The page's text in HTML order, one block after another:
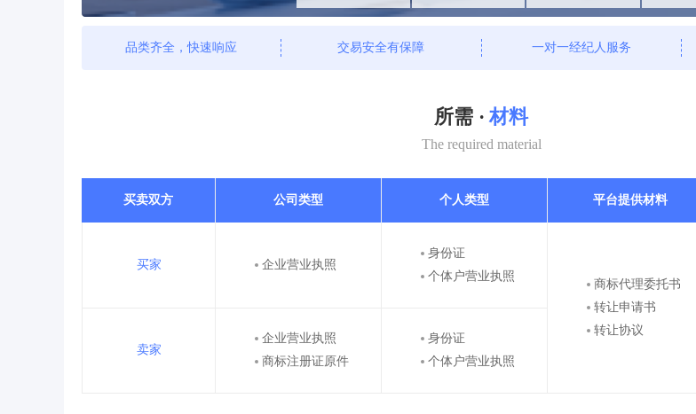
品类齐全，快速响应 交易安全有保障 一对一经纪人服务
所需 · 材料
The required material
买卖双方 公司类型 个人类型 平台提供材料
买家 企业营业执照
身份证
个体户营业执照
商标代理委托书
转让申请书
转让协议
卖家
企业营业执照
商标注册证原件
身份证
个体户营业执照